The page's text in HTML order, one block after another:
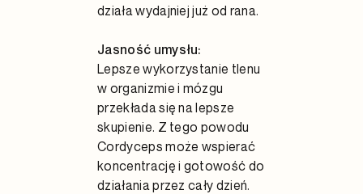
działa wydajniej już od rana.
Jasność umysłu:
Lepsze wykorzystanie tlenu
w organizmie i mózgu
przekłada się na lepsze
skupienie. Z tego powodu
Cordyceps może wspierać
koncentrację i gotowość do
działania przez cały dzień.